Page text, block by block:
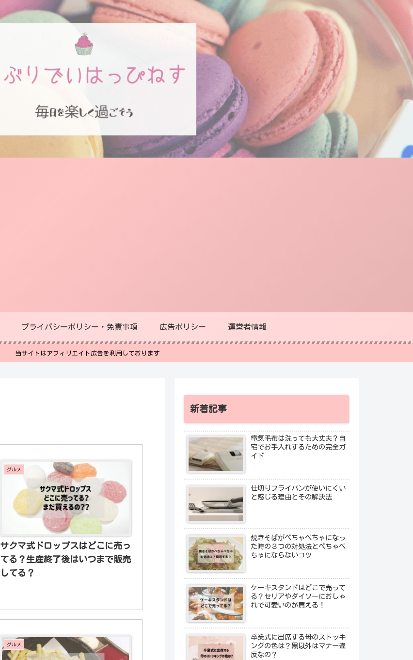
プライバシーポリシー・免責事項 広告ポリシー 運営者情報
当サイトはアフィリエイト広告を利用しております
グルメ
サクマ式ドロップスはどこに売っ
てる？生産終了後はいつまで販売
してる？
グルメ
新着記事
電気毛布は洗っても大丈夫？自
宅でお手入れするための完全ガ
イド
仕切りフライパンが使いにくい
と感じる理由とその解決法
焼きそばがべちゃべちゃになっ
た時の３つの対処法とべちゃべ
ちゃにならないコツ
ケーキスタンドはどこで売って
る？セリアやダイソーにおしゃ
れで可愛いのが買える！
卒業式に出席する母のストッキ
ングの色は？黒以外はマナー違
反なの？